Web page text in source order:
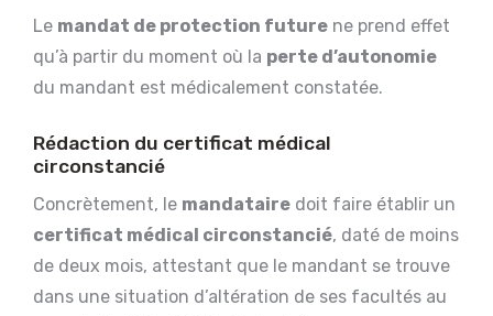
Le mandat de protection future ne prend effet
qu’à partir du moment où la perte d’autonomie
du mandant est médicalement constatée.
Rédaction du certificat médical
circonstancié
Concrètement, le mandataire doit faire établir un
certificat médical circonstancié, daté de moins
de deux mois, attestant que le mandant se trouve
dans une situation d’altération de ses facultés au